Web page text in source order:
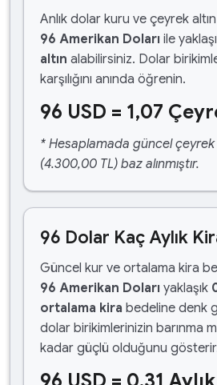
Anlık dolar kuru ve çeyrek
96 Amerikan Doları ile
altın alabilirsiniz. Dolar
karşılığını anında öğrenin.
96 USD = 1,07
* Hesaplamada güncel çeyrek
(4.300,00 TL) baz alınmıştır.
96 Dolar Kaç Aylık
Güncel kur ve ortalama kira
96 Amerikan Doları yaklaşık
ortalama kira bedeline denk
dolar birikimlerinizin barınma
kadar güçlü olduğunu